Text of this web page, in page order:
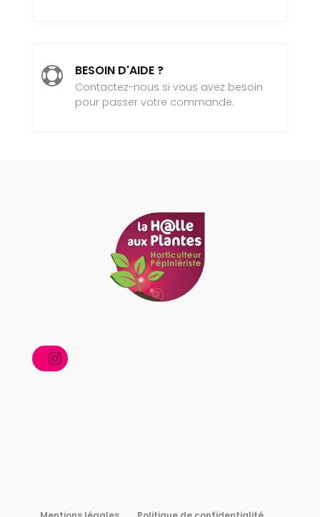
 BESOIN D'AIDE ?
Contactez-nous si vous avez besoin
pour passer votre commande.
Instagram